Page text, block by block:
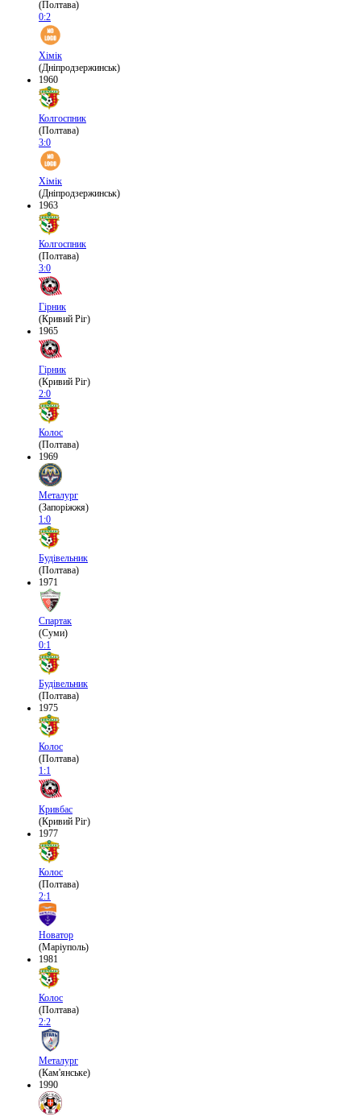
(Полтава)
0:2
Хімік
(Дніпродзержинськ)
1960
Колгоспник
(Полтава)
3:0
Хімік
(Дніпродзержинськ)
1963
Колгоспник
(Полтава)
3:0
Гірник
(Кривий Ріг)
1965
Гірник
(Кривий Ріг)
2:0
Колос
(Полтава)
1969
Металург
(Запоріжжя)
1:0
Будівельник
(Полтава)
1971
Спартак
(Суми)
0:1
Будівельник
(Полтава)
1975
Колос
(Полтава)
1:1
Кривбас
(Кривий Ріг)
1977
Колос
(Полтава)
2:1
Новатор
(Маріуполь)
1981
Колос
(Полтава)
2:2
Металург
(Кам'янське)
1990